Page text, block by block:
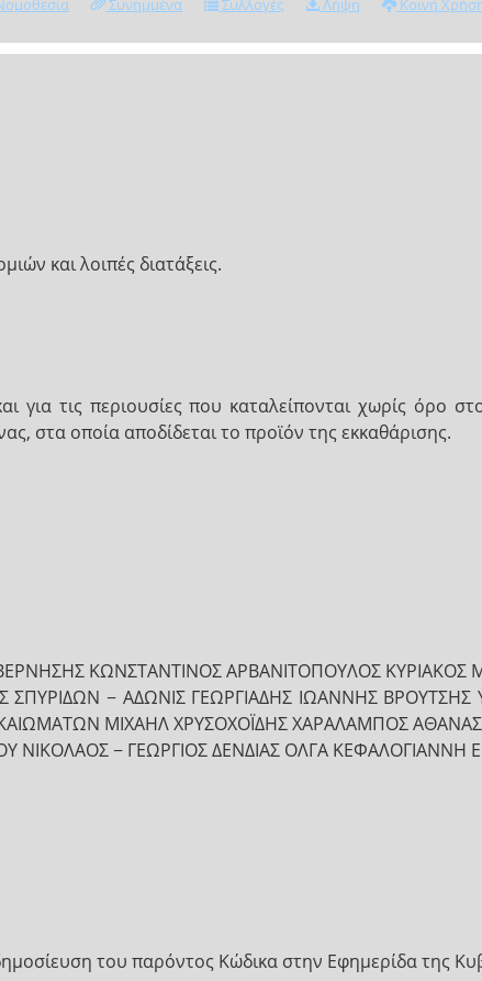
Συνημμένα Συλλογές Λήψη Κοινή
και λοιπές διατάξεις.
για τις περιουσίες που καταλείπονται χωρίς όρο
στα οποία αποδίδεται το προϊόν της εκκαθάρισης.
ΚΩΝΣΤΑΝΤΙΝΟΣ ΑΡΒΑΝΙΤΟΠΟΥΛΟΣ
ΣΠΥΡΙΔΩΝ − ΑΔΩΝΙΣ ΓΕΩΡΓΙΑΔΗΣ ΙΩΑΝΝΗΣ
ΜΙΧΑΗΛ ΧΡΥΣΟΧΟΪΔΗΣ ΧΑΡΑΛΑΜΠΟΣ
ΝΙΚΟΛΑΟΣ − ΓΕΩΡΓΙΟΣ ΔΕΝΔΙΑΣ ΟΛΓΑ ΚΕΦΑΛΟΓΙΑΝΝΗ
του παρόντος Κώδικα στην Εφημερίδα της